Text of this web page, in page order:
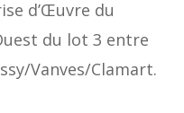
d’Œuvre du
du lot 3 entre
Vanves/Clamart.